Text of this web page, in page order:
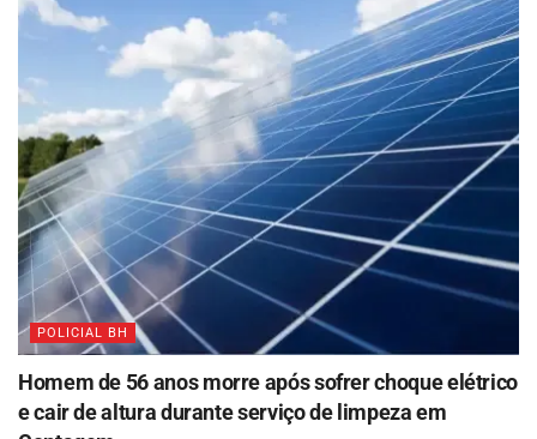
POLICIAL BH
Homem de 56 anos morre após sofrer choque elétrico
e cair de altura durante serviço de limpeza em